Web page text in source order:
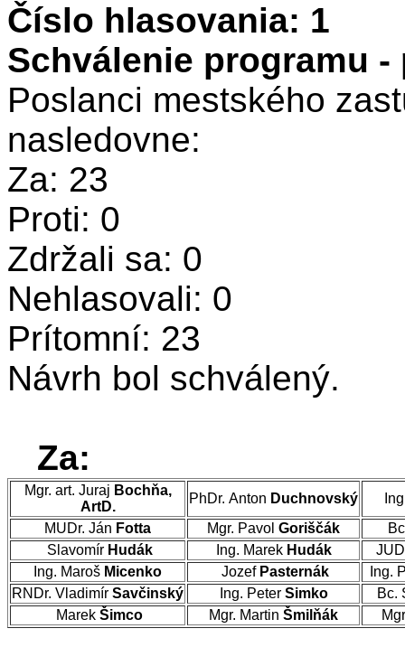
Číslo hlasovania: 1
Schválenie programu
Poslanci mestského
nasledovne:
Za: 23
Proti: 0
Zdržali sa: 0
Nehlasovali: 0
Prítomní: 23
Návrh bol schválený.
Za:
Mgr. art. Juraj Bochňa,
ArtD.
PhDr. Anton Duchnovský
MUDr. Ján Fotta Mgr. Pavol Goriščák
Slavomír Hudák Ing. Marek Hudák
Ing. Maroš Micenko Jozef Pasternák
Ing.
RNDr. Vladimír Savčinský Ing. Peter Simko
Bc.
Marek Šimco Mgr. Martin Šmilňák